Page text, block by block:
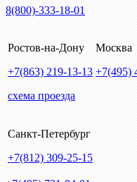
8(800)-333-18-01
Ростов-на-Дону
+7(863) 219-13-13
схема проезда
Москва
+7(495)
Санкт-Петербург
+7(812) 309-25-15